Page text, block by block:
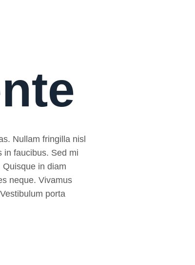
Nullam fringilla nisl
in faucibus. Sed mi
in diam
neque. Vivamus
porta